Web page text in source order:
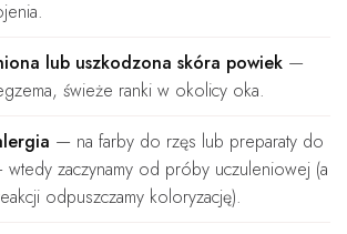
lub uszkodzona skóra powiek —
świeże ranki w okolicy oka.
— na farby do rzęs lub preparaty do
zaczynamy od próby uczuleniowej (a
odpuszczamy koloryzację).